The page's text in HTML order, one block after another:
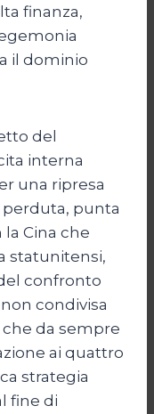
finanza,
il dominio
del
interna
una ripresa
punta
Cina che
statunitensi,
confronto
condivisa
da sempre
ai quattro
strategia
fine di